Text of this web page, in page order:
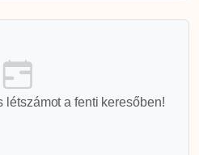
létszámot a fenti keresőben!